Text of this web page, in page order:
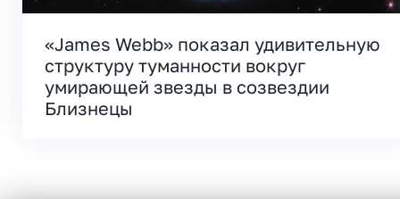
«James Webb» показал удивительную
структуру туманности вокруг
умирающей звезды в созвездии
Близнецы